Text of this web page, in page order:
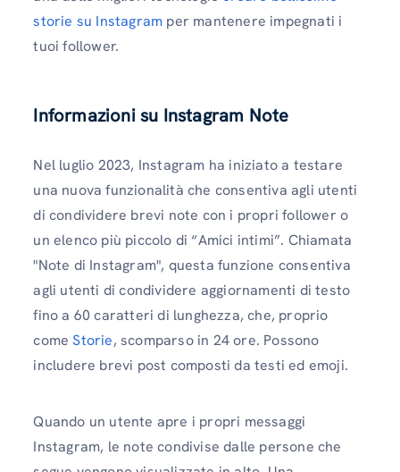
storie su Instagram per mantenere impegnati i
tuoi follower.
Informazioni su Instagram Note
Nel luglio 2023, Instagram ha iniziato a testare
una nuova funzionalità che consentiva agli utenti
di condividere brevi note con i propri follower o
un elenco più piccolo di “Amici intimi”. Chiamata
"Note di Instagram", questa funzione consentiva
agli utenti di condividere aggiornamenti di testo
fino a 60 caratteri di lunghezza, che, proprio
comeStorie, scomparso in 24 ore. Possono
includere brevi post composti da testi ed emoji.
Quando un utente apre i propri messaggi
Instagram, le note condivise dalle persone che